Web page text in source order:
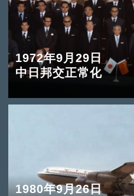
1972年9月29日
中日邦交正常化
1980年9月26日